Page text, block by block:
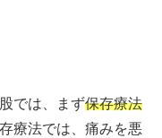
では、まず保存療法
療法では、痛みを悪